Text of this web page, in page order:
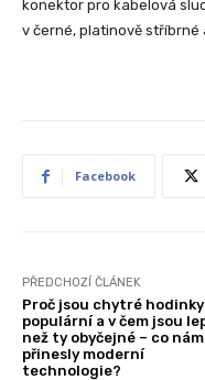
konektor pro kabelová
v černé, platinově stříbrné
Facebook
PŘEDCHOZÍ ČLÁNEK
Proč jsou chytré
populární a v čem jsou
než ty obyčejné – co nám
přinesly moderní
technologie?